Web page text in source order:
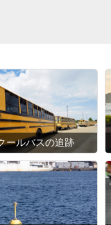
ールバスの追跡